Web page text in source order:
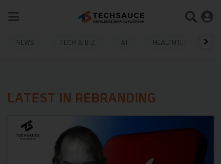
NEWS TECH & BIZ AI HEALTHTECH
LATEST IN REBRANDING